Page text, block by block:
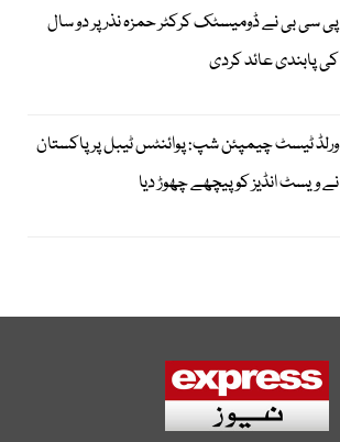
پی سی بی نے ڈومیسٹک کرکٹر حمزہ نذر پر دو سال
کی پابندی عائد کردی
ورلڈ ٹیسٹ چیمپئن شپ: پوائنٹس ٹیبل پر پاکستان
نے ویسٹ انڈیز کو پیچھے چھوڑ دیا